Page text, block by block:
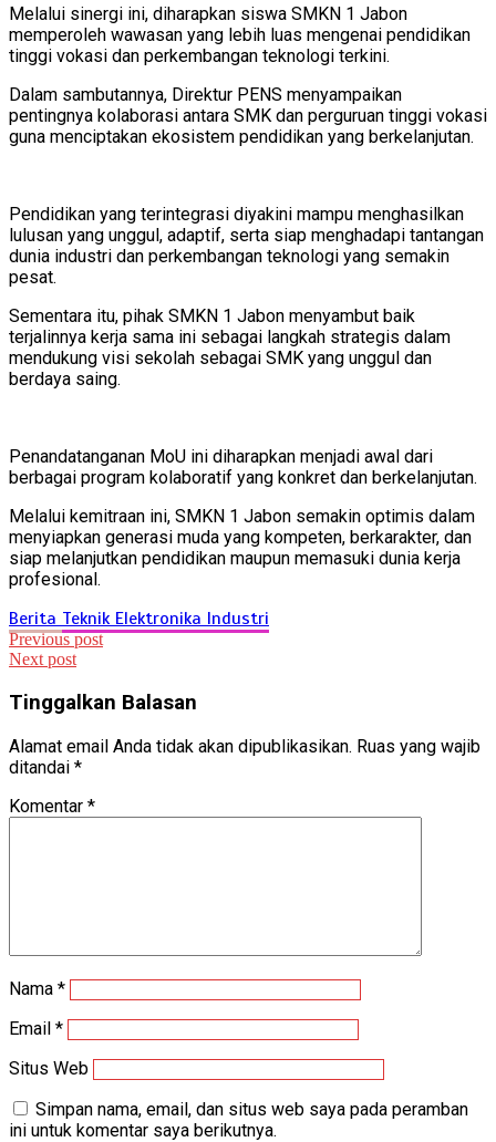
Melalui sinergi ini, diharapkan siswa SMKN 1 Jabon
memperoleh wawasan yang lebih luas mengenai pendidikan
tinggi vokasi dan perkembangan teknologi terkini.
Dalam sambutannya, Direktur PENS menyampaikan
pentingnya kolaborasi antara SMK dan perguruan tinggi vokasi
guna menciptakan ekosistem pendidikan yang berkelanjutan.
Pendidikan yang terintegrasi diyakini mampu menghasilkan
lulusan yang unggul, adaptif, serta siap menghadapi tantangan
dunia industri dan perkembangan teknologi yang semakin
pesat.
Sementara itu, pihak SMKN 1 Jabon menyambut baik
terjalinnya kerja sama ini sebagai langkah strategis dalam
mendukung visi sekolah sebagai SMK yang unggul dan
berdaya saing.
Penandatanganan MoU ini diharapkan menjadi awal dari
berbagai program kolaboratif yang konkret dan berkelanjutan.
Melalui kemitraan ini, SMKN 1 Jabon semakin optimis dalam
menyiapkan generasi muda yang kompeten, berkarakter, dan
siap melanjutkan pendidikan maupun memasuki dunia kerja
profesional.
Berita Teknik Elektronika Industri
Navigasi
pos
Previous post
Next post
Tinggalkan Balasan
Alamat email Anda tidak akan dipublikasikan. Ruas yang wajib
ditandai *
Komentar *
Nama *
Email *
Situs Web
Simpan nama, email, dan situs web saya pada peramban
ini untuk komentar saya berikutnya.